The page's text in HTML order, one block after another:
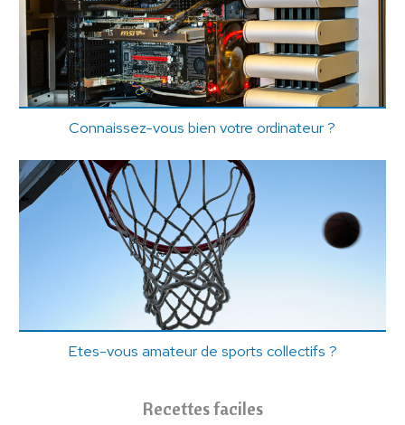
Connaissez-vous bien votre ordinateur ?
Etes-vous amateur de sports collectifs ?
Recettes faciles